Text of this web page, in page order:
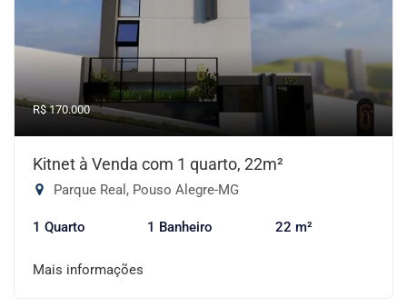
R$ 170.000
Kitnet à Venda com 1 quarto, 22m²
Parque Real, Pouso Alegre-MG
1 Quarto 1 Banheiro 22 m²
Mais informações